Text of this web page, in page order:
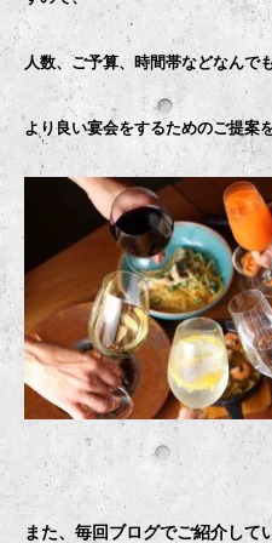
人数、ご予算、時間帯などなんで
より良い宴会をするためのご提案
また、毎回ブログでご紹介して